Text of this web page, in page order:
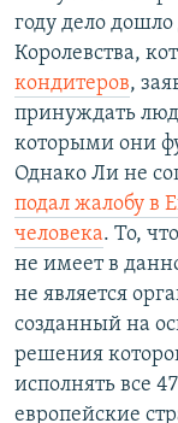
году дело
Королевства,
кондитеров,
принуждать
которыми они
Однако Ли не
подал жалобу в
человека. То,
не имеет в
не является
созданный на
решения
исполнять все
европейские